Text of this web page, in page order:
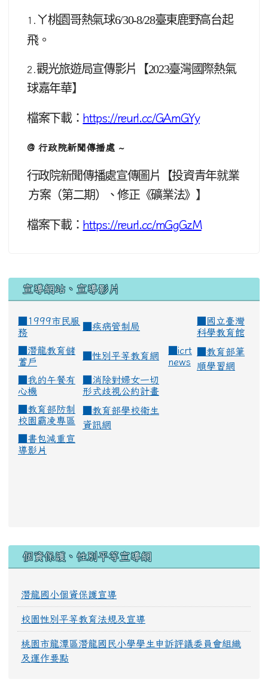
1. ㄚ桃園哥熱氣球6/30-8/28臺東鹿野高台起
飛。
2.觀光旅遊局宣傳影片【2023臺灣國際熱氣
球嘉年華】
檔案下載： https://reurl.cc/GAmGYy
@ 行政院新聞傳播處 ~
行政院新聞傳播處宣傳圖片【投資青年就業
方案（第二期）、修正《礦業法》 】
檔案下載： https://reurl.cc/mGgGzM
宣導網站、宣導影片
■1999市民服
務
疾病管制局
國立臺灣
科學教育館
潛龍教育儲
蓄戶
性別平等教育網
icrt
news
教育部筆
順學習網
我的午餐有
心機
消除對婦女一切
形式歧視公約計畫
教育部防制
校園霸凌專區
教育部學校衛生
資訊網
書包減重宣
導影片
個資保護、性別平等宣導網
潛龍國小個資保護宣導
校園性別平等教育法規及宣導
桃園市龍潭區潛龍國民小學學生申訴評議委員會組織
及運作要點